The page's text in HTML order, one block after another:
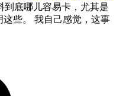
到底哪儿容易卡，尤其是
这些。 我自己感觉，这事